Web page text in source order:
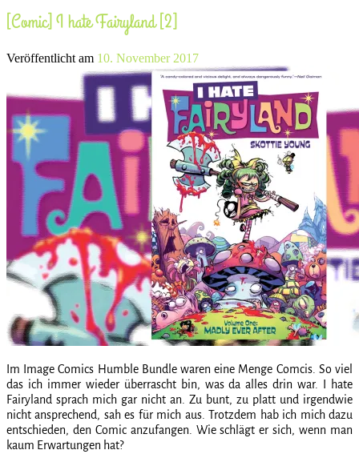
[Comic] I hate Fairyland [2]
Veröffentlicht am 10. November 2017
Im Image Comics Humble Bundle waren eine Menge Comcis. So viel
das ich immer wieder überrascht bin, was da alles drin war. I hate
Fairyland sprach mich gar nicht an. Zu bunt, zu platt und irgendwie
nicht ansprechend, sah es für mich aus. Trotzdem hab ich mich dazu
entschieden, den Comic anzufangen. Wie schlägt er sich, wenn man
kaum Erwartungen hat?